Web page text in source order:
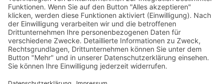
Vertrag widerrufen
Shopservice